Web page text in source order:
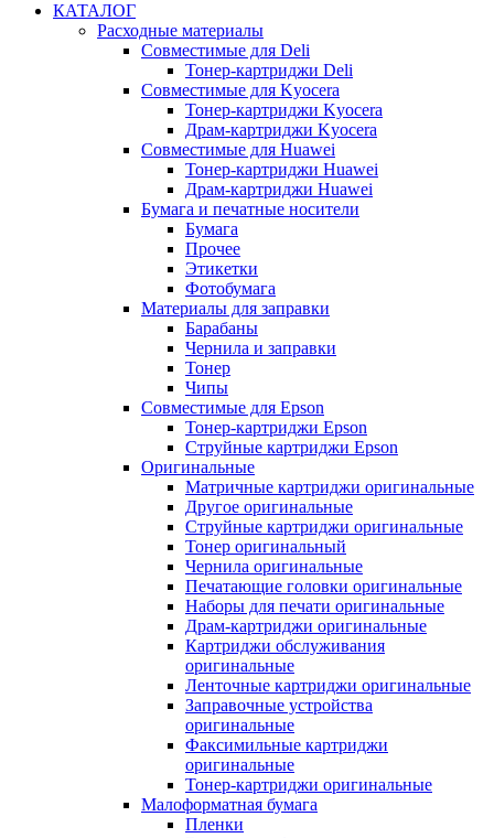
КАТАЛОГ
Расходные материалы
Совместимые для Deli
Тонер-картриджи Deli
Совместимые для Kyocera
Тонер-картриджи Kyocera
Драм-картриджи Kyocera
Совместимые для Huawei
Тонер-картриджи Huawei
Драм-картриджи Huawei
Бумага и печатные носители
Бумага
Прочее
Этикетки
Фотобумага
Материалы для заправки
Барабаны
Чернила и заправки
Тонер
Чипы
Совместимые для Epson
Тонер-картриджи Epson
Струйные картриджи Epson
Оригинальные
Матричные картриджи оригинальные
Другое оригинальные
Струйные картриджи оригинальные
Тонер оригинальный
Чернила оригинальные
Печатающие головки оригинальные
Наборы для печати оригинальные
Драм-картриджи оригинальные
Картриджи обслуживания
оригинальные
Ленточные картриджи оригинальные
Заправочные устройства
оригинальные
Факсимильные картриджи
оригинальные
Тонер-картриджи оригинальные
Малоформатная бумага
Пленки